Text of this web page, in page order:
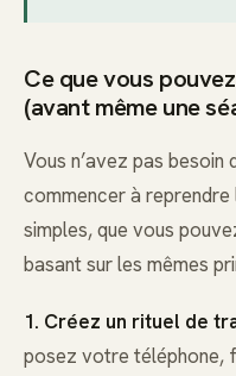
Ce que vous
(avant même une
Vous n’avez pas besoin
commencer à
simples, que vous
basant sur les mêmes
1. Créez un rituel de
posez votre téléphone,